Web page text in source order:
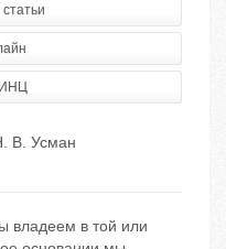
В. Усман
в той или